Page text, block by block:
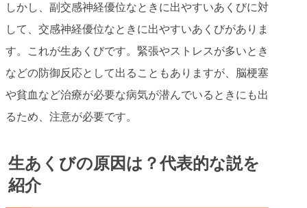
しかし、副交感神経優位なときに出やすいあくびに対
して、交感神経優位なときに出やすいあくびがありま
す。これが生あくびです。緊張やストレスが多いとき
などの防御反応として出ることもありますが、脳梗塞
や貧血など治療が必要な病気が潜んでいるときにも出
るため、注意が必要です。
生あくびの原因は？代表的な説を
紹介